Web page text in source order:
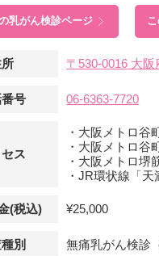
乳がん検診ページ
〒530-0016 大
号 06-6363-7720
ス
・大阪メトロ谷
・大阪メトロ谷
・大阪メトロ堺
・JR環状線「
(税込) ¥25,000
別 無痛乳がん検診